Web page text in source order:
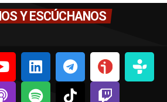
Y ESCÚCHANOS